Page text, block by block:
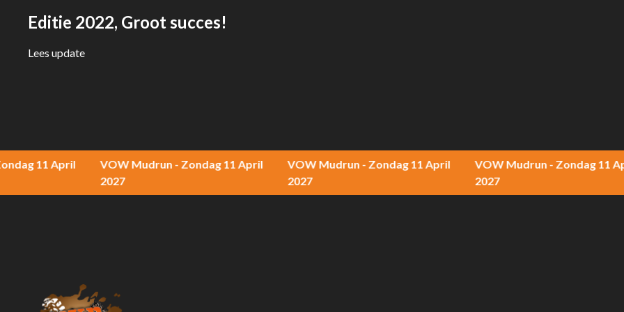
Editie 2022, Groot succes!
Lees update
11 April
VOW Mudrun - Zondag 11 April
2027
VOW Mudrun - Zondag 11 April
2027
VOW Mudrun - Zondag 11 April
2027